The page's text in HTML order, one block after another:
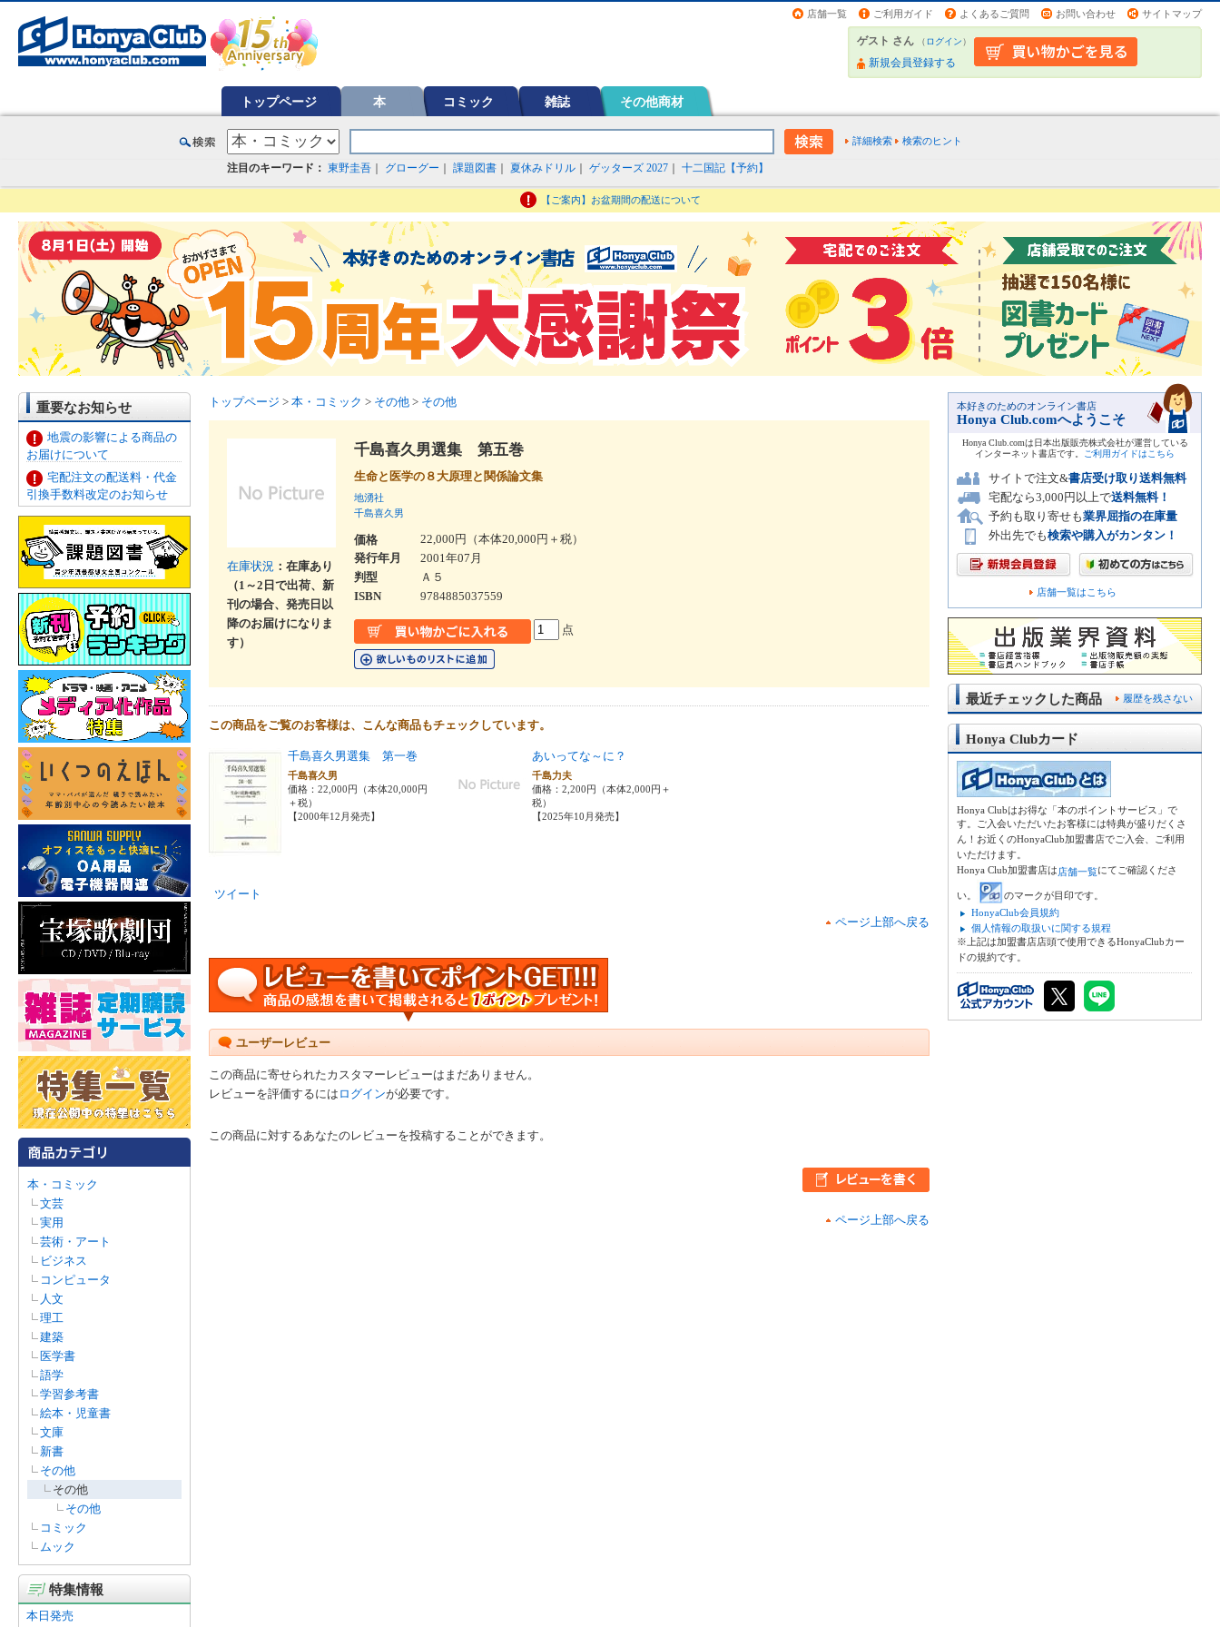
店舗一覧 ご利用ガイド よくあるご質問 お問い合わせ サイトマップ
ゲスト さん （ログイン）
新規会員登録する
トップページ 本 コミック 雑誌 その他商材
詳細検索 検索のヒント
注目のキーワード： 東野圭吾 グローグー 課題図書 夏休みドリル ゲッターズ 2027 十二国記【予約】
【ご案内】お盆期間の配送について
重要なお知らせ
地震の影響による商品の
お届けについて
宅配注文の配送料・代金
引換手数料改定のお知らせ
本・コミック
文芸
実用
芸術・アート
ビジネス
コンピュータ
人文
理工
建築
医学書
語学
学習参考書
絵本・児童書
文庫
新書
その他
その他
その他
コミック
ムック
特集情報
本日発売
トップページ > 本・コミック > その他 > その他
在庫状況 ：在庫あり
（1～2日で出荷、新
刊の場合、発売日以
降のお届けになりま
す）
千島喜久男選集 第五巻
生命と医学の８大原理と関係論文集
地湧社
千島喜久男
価格
22,000円（本体20,000円＋税）
発行年月
2001年07月
判型
Ａ５
ISBN
9784885037559
点
この商品をご覧のお客様は、こんな商品もチェックしています。
千島喜久男選集 第一巻
千島喜久男
価格：22,000円（本体20,000円
＋税）
【2000年12月発売】
あいってな～に？
千島力夫
価格：2,200円（本体2,000円＋
税）
【2025年10月発売】
ツイート
ページ上部へ戻る
ユーザーレビュー
この商品に寄せられたカスタマーレビューはまだありません。
レビューを評価するには ログインが必要です。
この商品に対するあなたのレビューを投稿することができます。
ページ上部へ戻る
本好きのためのオンライン書店
Honya Club.comへようこそ
Honya Club.comは日本出版販売株式会社が運営している
インターネット書店です。
ご利用ガイドはこちら
サイトで注文&書店受け取り送料無料
宅配なら3,000円以上で送料無料！
予約も取り寄せも業界屈指の在庫量
外出先でも検索や購入がカンタン！
店舗一覧はこちら
履歴を残さない
最近チェックした商品
Honya Clubカード
Honya Clubはお得な「本のポイントサービス」で
す。ご入会いただいたお客様には特典が盛りだくさ
ん！お近くのHonyaClub加盟書店でご入会、ご利用
いただけます。
Honya Club加盟書店は店舗一覧にてご確認くださ
い。
のマークが目印です。
HonyaClub会員規約
個人情報の取扱いに関する規程
※上記は加盟書店店頭で使用できるHonyaClubカー
ドの規約です。